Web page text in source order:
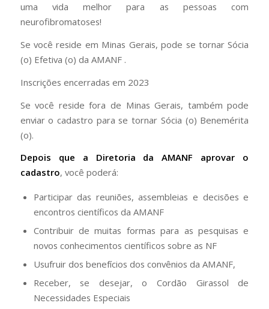
uma vida melhor para as pessoas com
neurofibromatoses!
Se você reside em Minas Gerais, pode se tornar Sócia
(o) Efetiva (o) da AMANF .
Inscrições encerradas em 2023
Se você reside fora de Minas Gerais, também pode
enviar o cadastro para se tornar Sócia (o) Benemérita
(o).
Depois que a Diretoria da AMANF aprovar o
cadastro, você poderá:
Participar das reuniões, assembleias e decisões e
encontros científicos da AMANF
Contribuir de muitas formas para as pesquisas e
novos conhecimentos científicos sobre as NF
Usufruir dos benefícios dos convênios da AMANF,
Receber, se desejar, o Cordão Girassol de
Necessidades Especiais